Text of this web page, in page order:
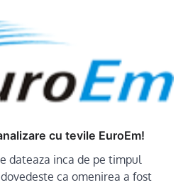
cu tevile EuroEm!
dateaza inca de pe timpul
ca omenirea a fost